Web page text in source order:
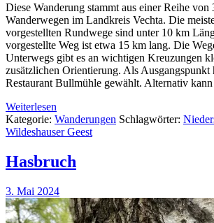
Diese Wanderung stammt aus einer Reihe von
Wanderwegen im Landkreis Vechta. Die
vorgestellten Rundwege sind unter 10 km
vorgestellte Weg ist etwa 15 km lang. Die
Unterwegs gibt es an wichtigen Kreuzungen
zusätzlichen Orientierung. Als Ausgangspunkt
Restaurant Bullmühle gewählt. Alternativ
Weiterlesen
Kategorie: Wanderungen Schlagwörter:
Wildeshauser Geest
Hasbruch
3. Mai 2024